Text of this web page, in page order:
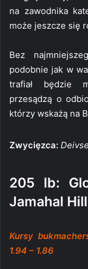
na zawodnika
może jeszcze się
Bez
podobnie jak w
trafiał będzie
przesądzą o
którzy wskażą na
Zwycięzca:
205 lb:
Jamahal
Kursy
1.94 – 1.86